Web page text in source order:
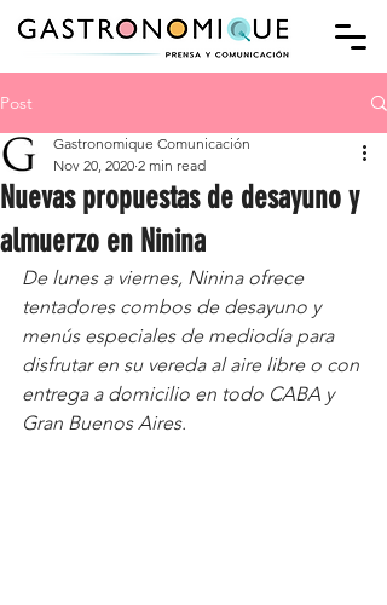
Post
Nuevas propuestas de desayuno y
almuerzo en Ninina
Gastronomique Comunicación
Nov 20, 2020 2 min read
De lunes a viernes, Ninina ofrece
tentadores combos de desayuno y
menús especiales de mediodía para
disfrutar en su vereda al aire libre o con
entrega a domicilio en todo CABA y
Gran Buenos Aires.